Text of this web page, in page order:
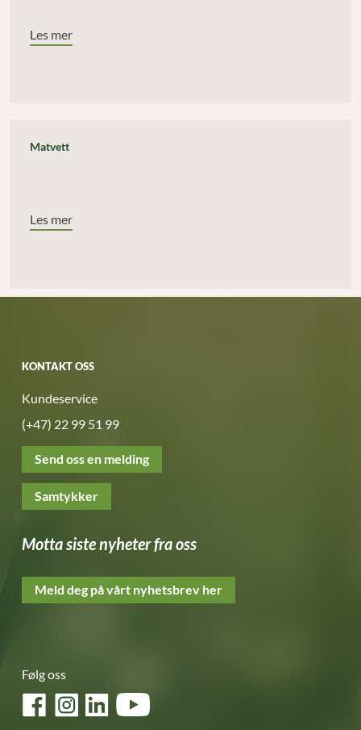
Les mer
Matvett
Les mer
KONTAKT OSS
Kundeservice
(+47) 22 99 51 99
Send oss en melding
Samtykker
Motta siste nyheter fra oss
Meld deg på vårt nyhetsbrev her
Følg oss
FacebookInstagramLinkedInYouTube